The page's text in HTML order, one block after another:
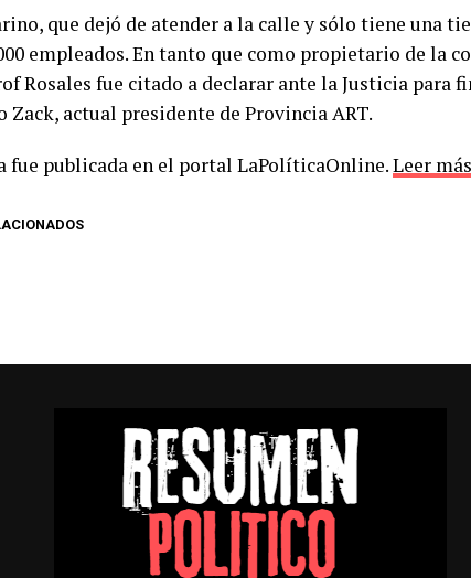
que dejó de atender a la calle y sólo tiene una
empleados. En tanto que como propietario de la
Rosales fue citado a declarar ante la Justicia para
Zack, actual presidente de Provincia ART.
fue publicada en el portal LaPolíticaOnline.Leer más